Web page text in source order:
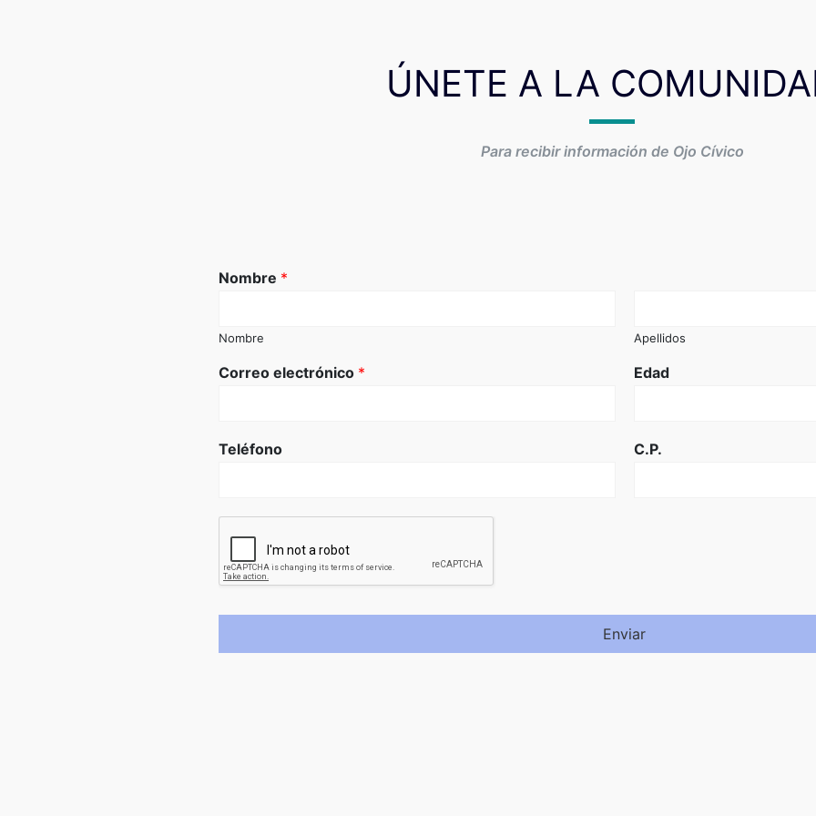
ÚNETE A LA
Para recibir información de Ojo Cívico
Nombre *
Nombre Apellidos
Correo electrónico * Edad
Teléfono C.P.
Enviar